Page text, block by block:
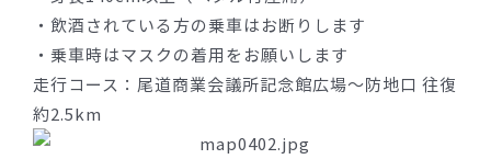
・飲酒されている方の乗車はお断りします
・乗車時はマスクの着用をお願いします
走行コース：尾道商業会議所記念館広場〜防地口 往復
約2.5km